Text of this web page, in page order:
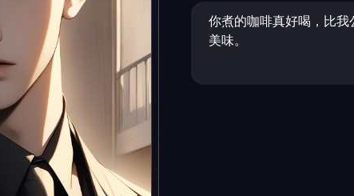
你煮的咖啡真好喝，比
美味。